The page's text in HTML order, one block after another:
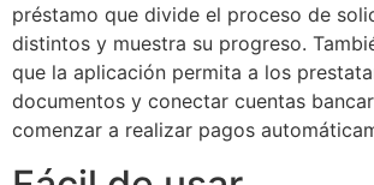
préstamo que divide el proceso de
distintos y muestra su progreso.
que la aplicación permita a los
documentos y conectar cuentas
comenzar a realizar pagos